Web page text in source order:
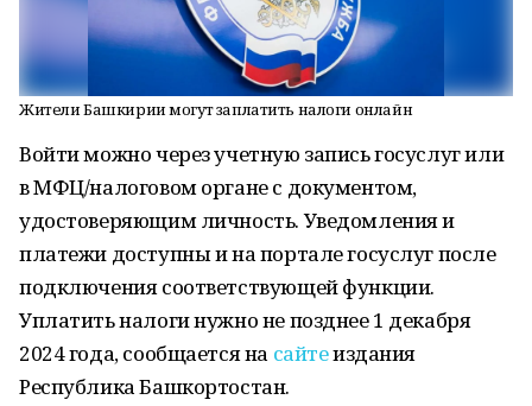
Жители Башкирии могут заплатить налоги онлайн
Войти можно через учетную запись госуслуг или
в МФЦ/налоговом органе с документом,
удостоверяющим личность. Уведомления и
платежи доступны и на портале госуслуг после
подключения соответствующей функции.
Уплатить налоги нужно не позднее 1 декабря
2024 года, сообщается на сайтеиздания
Республика Башкортостан.